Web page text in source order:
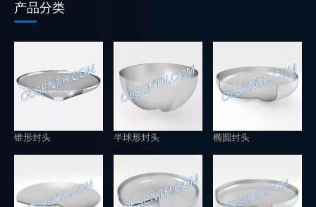
产品分类
锥形封头 半球形封头 椭圆封头